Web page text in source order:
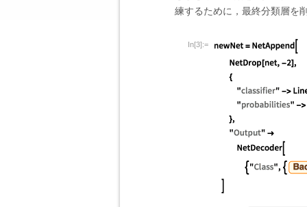
練するために，最終分類層を
In[3]:=